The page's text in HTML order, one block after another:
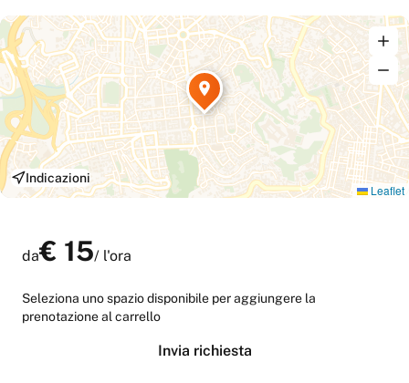
Leaflet
Indicazioni
da€ 15/ l'ora
Seleziona uno spazio disponibile per aggiungere la
prenotazione al carrello
Invia richiesta